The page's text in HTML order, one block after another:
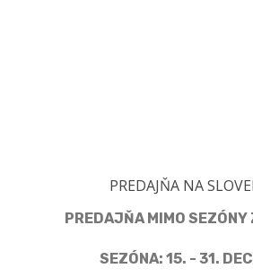
PREDAJŇA NA
PREDAJŇA MIMO SEZÓNY
SEZÓNA: 15. - 31.